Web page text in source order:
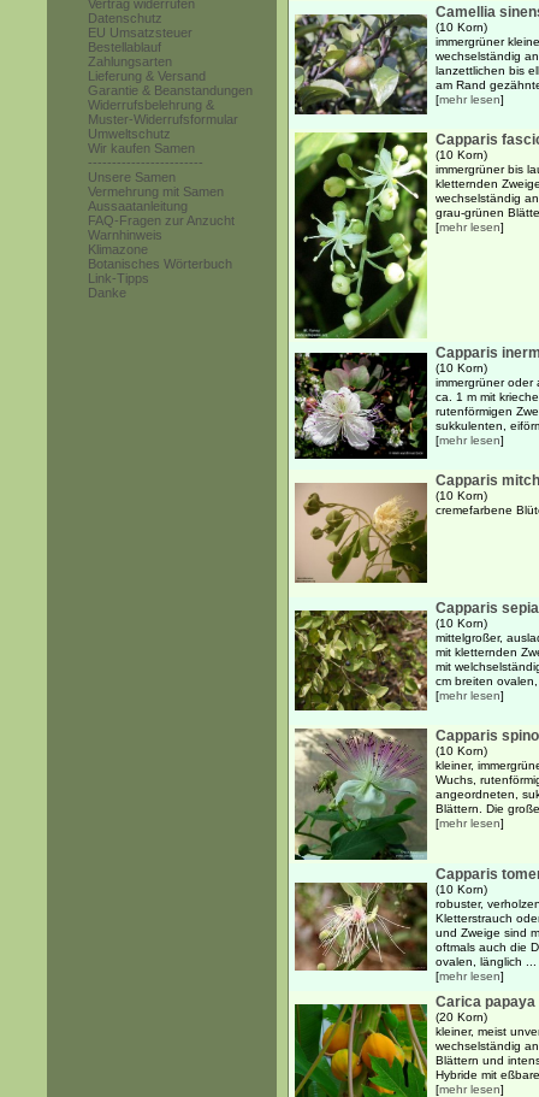
Vertrag widerrufen
Datenschutz
EU Umsatzsteuer
Bestellablauf
Zahlungsarten
Lieferung & Versand
Garantie & Beanstandungen
Widerrufsbelehrung &
Muster-Widerrufsformular
Umweltschutz
Wir kaufen Samen
------------------------
Unsere Samen
Vermehrung mit Samen
Aussaatanleitung
FAQ-Fragen zur Anzucht
Warnhinweis
Klimazone
Botanisches Wörterbuch
Link-Tipps
Danke
Camellia
(10 Korn)
immergrüner
wechselständig
lanzettlichen bis
am Rand
[mehr lesen]
Capparis
(10 Korn)
immergrüner bis
kletternden
wechselständig
grau-grünen
[mehr lesen]
Capparis
(10 Korn)
immergrüner oder
ca. 1 m mit
rutenförmigen
sukkulenten,
[mehr lesen]
Capparis
(10 Korn)
cremefarbene
Capparis
(10 Korn)
mittelgroßer,
mit kletternden
mit
cm breiten
[mehr lesen]
Capparis
(10 Korn)
kleiner,
Wuchs,
angeordneten,
Blättern. Die
[mehr lesen]
Capparis
(10 Korn)
robuster,
Kletterstrauch
und Zweige sind
oftmals auch die
ovalen, länglich ...
[mehr lesen]
Carica
(20 Korn)
kleiner, meist
wechselständig
Blättern und
Hybride mit
[mehr lesen]